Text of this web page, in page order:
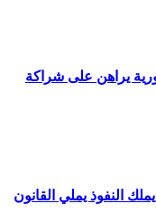
يراهن على شراكة
النفوذ يملي القانون